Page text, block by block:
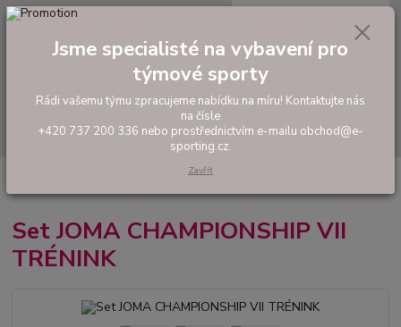
Hledat
tel: +420 737 200 336
0,00 Kč
Hráčské sety a soupravy
VII TRÉNINK
Set JOMA CHAMPIONSHIP VII
TRÉNINK
Jsme specialisté na vybavení pro
týmové sporty
Rádi vašemu týmu zpracujeme nabídku na míru! Kontaktujte nás
na čísle
+420 737 200 336 nebo prostřednictvím e-mailu obchod@e-
sporting.cz.
Zavřít